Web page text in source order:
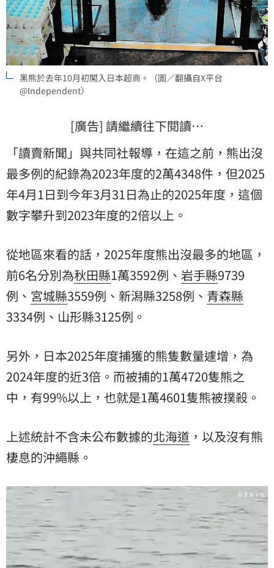
黑熊於去年10月初闖入日本超商。（圖／翻攝自X平台
@Independent）
[廣告] 請繼續往下閱讀…
「讀賣新聞」與共同社報導，在這之前，熊出沒
最多例的紀錄為2023年度的2萬4348件，但2025
年4月1日到今年3月31日為止的2025年度，這個
數字攀升到2023年度的2倍以上。
從地區來看的話，2025年度熊出沒最多的地區，
前6名分別為秋田縣1萬3592例、 岩手縣9739
例、 宮城縣3559例、新潟縣3258例、 青森縣
3334例、山形縣3125例。
另外，日本2025年度捕獲的熊隻數量遽增，為
2024年度的近3倍。而被捕的1萬4720隻熊之
中，有99%以上，也就是1萬4601隻熊被撲殺。
上述統計不含未公布數據的北海道 ，以及沒有熊
棲息的沖繩縣。